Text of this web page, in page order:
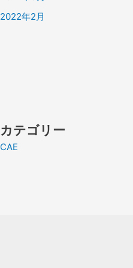
2022年2月
カテゴリー
CAE